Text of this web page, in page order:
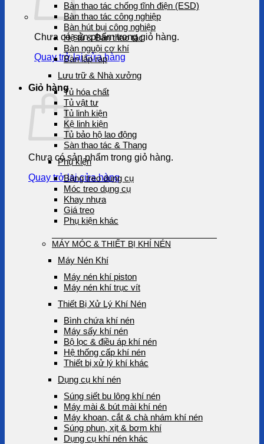
Chưa có sản phẩm trong giỏ hàng.
Quay trở lại cửa hàng
Giỏ hàng
Chưa có sản phẩm trong giỏ hàng.
Quay trở lại cửa hàng
Bàn thao tác chống tĩnh điện (ESD)
Bàn thao tác công nghiệp
Bàn hút bụi công nghiệp
Hệ tủ & Bàn thao tác
Bàn nguội cơ khí
Bàn lắp ráp
Lưu trữ & Nhà xưởng
Tủ hóa chất
Tủ vật tư
Tủ linh kiện
Kệ linh kiện
Tủ bảo hộ lao động
Sàn thao tác & Thang
Phụ kiện
Bảng treo dụng cụ
Móc treo dụng cụ
Khay nhựa
Giá treo
Phụ kiện khác
MÁY MÓC & THIẾT BỊ KHÍ NÉN
Máy Nén Khí
Máy nén khí piston
Máy nén khí trục vít
Thiết Bị Xử Lý Khí Nén
Bình chứa khí nén
Máy sấy khí nén
Bộ lọc & điều áp khí nén
Hệ thống cấp khí nén
Thiết bị xử lý khí khác
Dụng cụ khí nén
Súng siết bu lông khí nén
Máy mài & bút mài khí nén
Máy khoan, cắt & chà nhám khí nén
Súng phun, xịt & bơm khí
Dụng cụ khí nén khác